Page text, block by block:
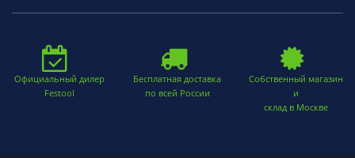
Официальный дилер
Festool
Бесплатная доставка
по всей России
Собственный магазин
и
склад в Москве